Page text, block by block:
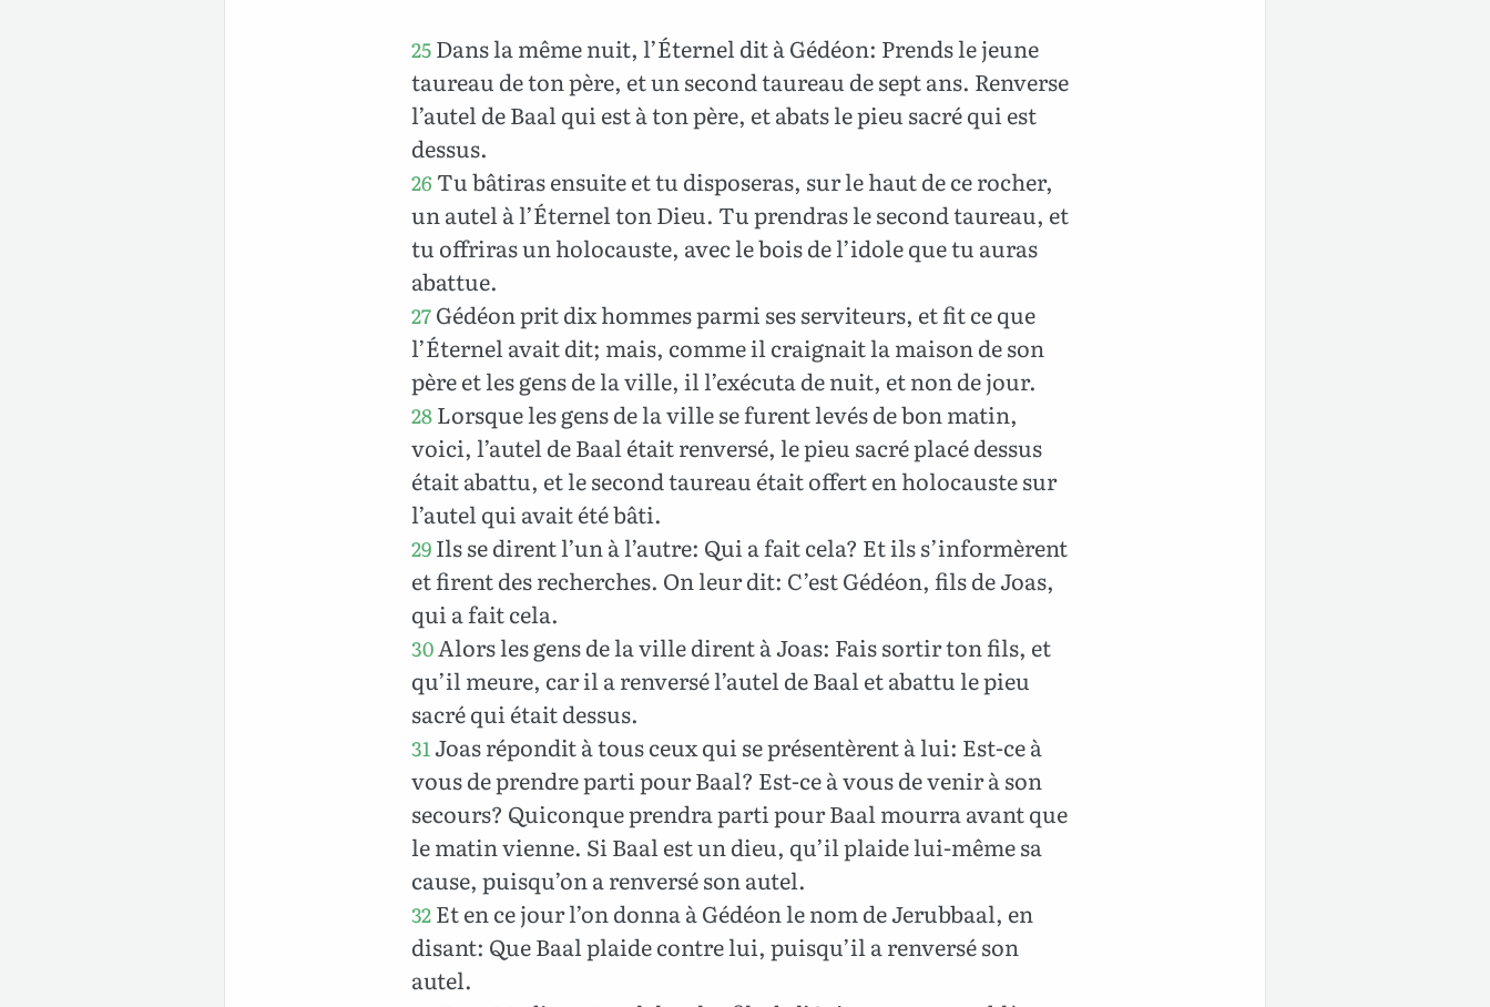
25Dans la même nuit, l’Éternel dit à Gédéon: Prends le jeune
taureau de ton père, et un second taureau de sept ans. Renverse
l’autel de Baal qui est à ton père, et abats le pieu sacré qui est
dessus.
26 Tu bâtiras ensuite et tu disposeras, sur le haut de ce rocher,
un autel à l’Éternel ton Dieu. Tu prendras le second taureau, et
tu offriras un holocauste, avec le bois de l’idole que tu auras
abattue.
27Gédéon prit dix hommes parmi ses serviteurs, et fit ce que
l’Éternel avait dit; mais, comme il craignait la maison de son
père et les gens de la ville, il l’exécuta de nuit, et non de jour.
28Lorsque les gens de la ville se furent levés de bon matin,
voici, l’autel de Baal était renversé, le pieu sacré placé dessus
était abattu, et le second taureau était offert en holocauste sur
l’autel qui avait été bâti.
29Ils se dirent l’un à l’autre: Qui a fait cela? Et ils s’informèrent
et firent des recherches. On leur dit: C’est Gédéon, fils de Joas,
qui a fait cela.
30Alors les gens de la ville dirent à Joas: Fais sortir ton fils, et
qu’il meure, car il a renversé l’autel de Baal et abattu le pieu
sacré qui était dessus.
31Joas répondit à tous ceux qui se présentèrent à lui: Est-ce à
vous de prendre parti pour Baal? Est-ce à vous de venir à son
secours? Quiconque prendra parti pour Baal mourra avant que
le matin vienne. Si Baal est un dieu, qu’il plaide lui-même sa
cause, puisqu’on a renversé son autel.
32Et en ce jour l’on donna à Gédéon le nom de Jerubbaal, en
disant: Que Baal plaide contre lui, puisqu’il a renversé son
autel.